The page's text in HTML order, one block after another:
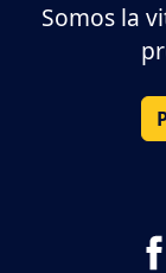
Somos la